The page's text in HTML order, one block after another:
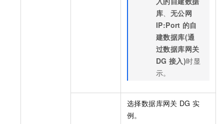
库、 无公网
IP:Port 的自
建数据库(通
过数据库网关
DG 接入)时显
示。
选择数据库网关 DG 实
例。